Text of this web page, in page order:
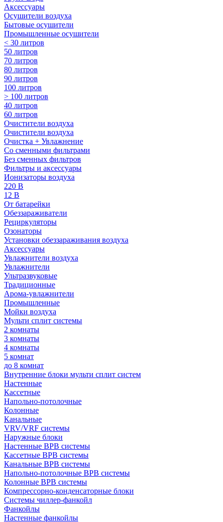
Аксессуары
Осушители воздуха
Бытовые осушители
Промышленные осушители
< 30 литров
50 литров
70 литров
80 литров
90 литров
100 литров
> 100 литров
40 литров
60 литров
Очистители воздуха
Очистители воздуха
Очистка + Увлажнение
Cо сменными фильтрами
Без сменных фильтров
Фильтры и аксессуары
Ионизаторы воздуха
220 В
12 В
От батарейки
Обеззараживатели
Рециркуляторы
Озонаторы
Установки обеззараживания воздуха
Аксессуары
Увлажнители воздуха
Увлажнители
Ультразвуковые
Традиционные
Арома-увлажнители
Промышленные
Мойки воздуха
Мульти сплит системы
2 комнаты
3 комнаты
4 комнаты
5 комнат
до 8 комнат
Внутренние блоки мульти сплит систем
Настенные
Кассетные
Напольно-потолочные
Колонные
Канальные
VRV/VRF системы
Наружные блоки
Настенные ВРВ системы
Кассетные ВРВ системы
Канальные ВРВ системы
Напольно-потолочные ВРВ системы
Колонные ВРВ системы
Компрессорно-конденсаторные блоки
Системы чиллер-фанкойл
Фанкойлы
Настенные фанкойлы